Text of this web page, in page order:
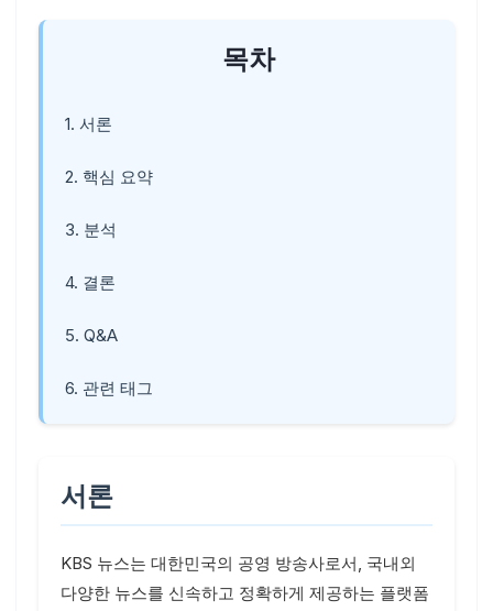
목차
1. 서론
2. 핵심 요약
3. 분석
4. 결론
5. Q&A
6. 관련 태그
서론
KBS 뉴스는 대한민국의 공영 방송사로서, 국내외
다양한 뉴스를 신속하고 정확하게 제공하는 플랫폼